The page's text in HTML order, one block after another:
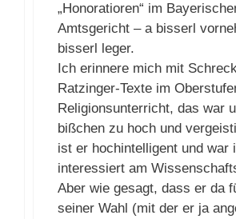
„Honoratioren“ im
Amtsgericht – a bisserl
bisserl leger.
Ich erinnere mich mit
Ratzinger-Texte im
Religionsunterricht, das war
bißchen zu hoch und
ist er hochintelligent und war
interessiert am
Aber wie gesagt, dass er da
seiner Wahl (mit der er ja